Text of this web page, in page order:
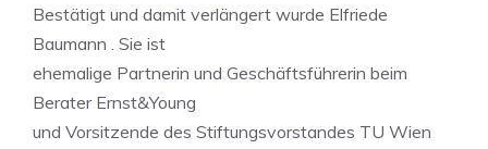
Bestätigt und damit verlängert wurde Elfriede
Baumann . Sie ist
ehemalige Partnerin und Geschäftsführerin beim
Berater Ernst&Young
und Vorsitzende des Stiftungsvorstandes TU Wien